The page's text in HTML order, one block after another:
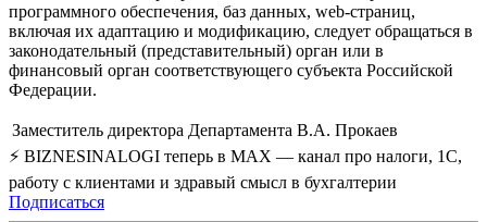
программного обеспечения, баз данных, web-страниц,
включая их адаптацию и модификацию, следует обращаться в
законодательный (представительный) орган или в
финансовый орган соответствующего субъекта Российской
Федерации.
Заместитель директора Департамента В.А. Прокаев
⚡ BIZNESINALOGI теперь в MAX — канал про налоги, 1С,
работу с клиентами и здравый смысл в бухгалтерии
Подписаться